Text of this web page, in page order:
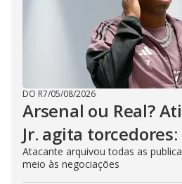
DO R7/05/08/2026
Arsenal ou Real?
Jr. agita torcedores:
Atacante arquivou todas as
meio às negociações